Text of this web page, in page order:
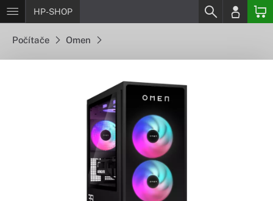
HP-SHOP
Počítače Omen